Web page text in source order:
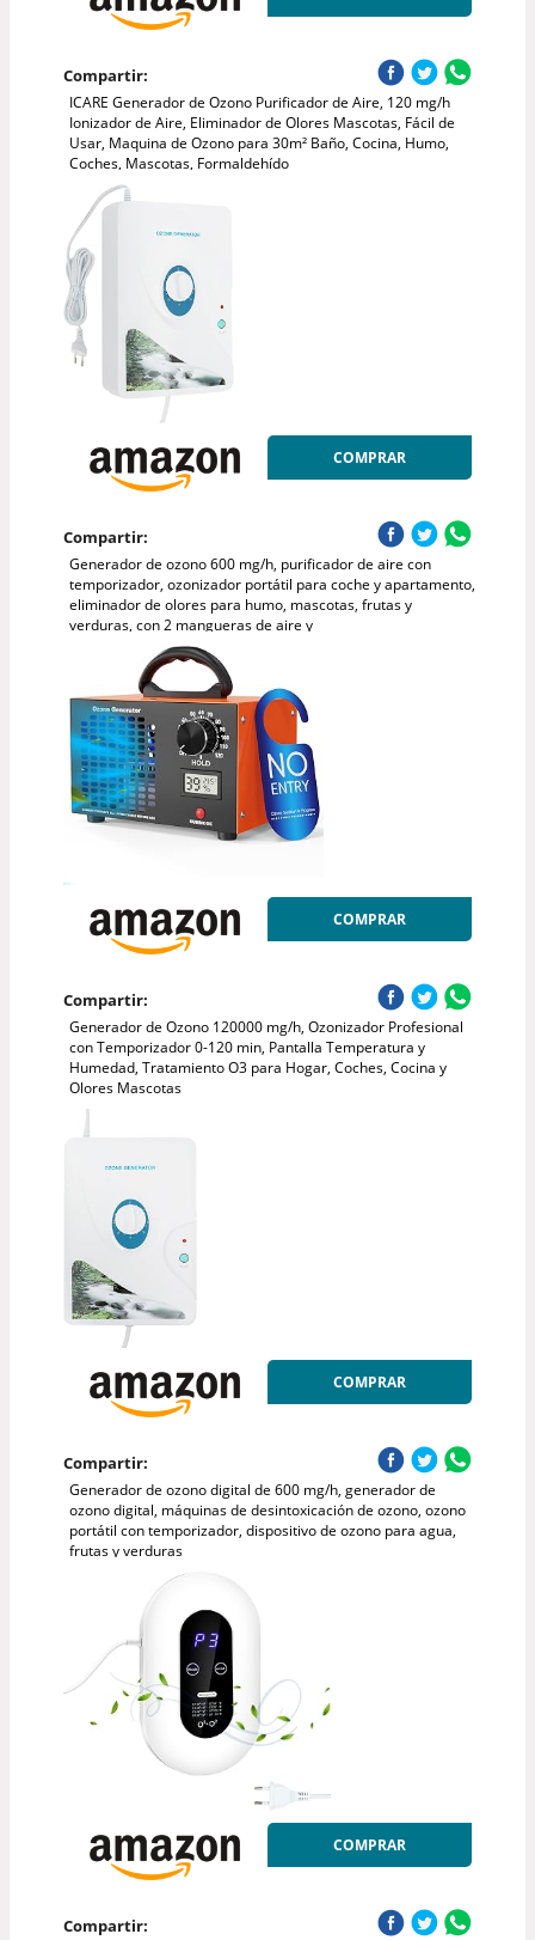
Compartir:
ICARE Generador de Ozono Purificador de Aire, 120 mg/h
Ionizador de Aire, Eliminador de Olores Mascotas, Fácil de
Usar, Maquina de Ozono para 30m² Baño, Cocina, Humo,
Coches, Mascotas, Formaldehído
COMPRAR
Compartir:
Generador de ozono 600 mg/h, purificador de aire con
temporizador, ozonizador portátil para coche y apartamento,
eliminador de olores para humo, mascotas, frutas y
verduras, con 2 mangueras de aire y
COMPRAR
Compartir:
Generador de Ozono 120000 mg/h, Ozonizador Profesional
con Temporizador 0-120 min, Pantalla Temperatura y
Humedad, Tratamiento O3 para Hogar, Coches, Cocina y
Olores Mascotas
COMPRAR
Compartir:
Generador de ozono digital de 600 mg/h, generador de
ozono digital, máquinas de desintoxicación de ozono, ozono
portátil con temporizador, dispositivo de ozono para agua,
frutas y verduras
COMPRAR
Compartir: